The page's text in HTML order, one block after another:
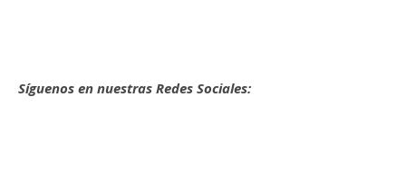
Síguenos en nuestras Redes Sociales: